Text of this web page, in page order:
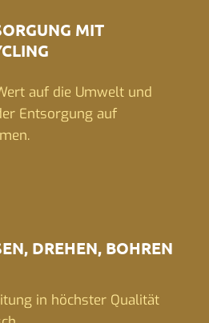
MIT
auf die Umwelt und
Entsorgung auf
DREHEN, BOHREN
in höchster Qualität